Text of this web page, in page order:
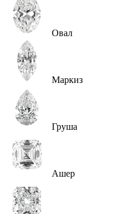
Овал
Маркиз
Груша
Ашер